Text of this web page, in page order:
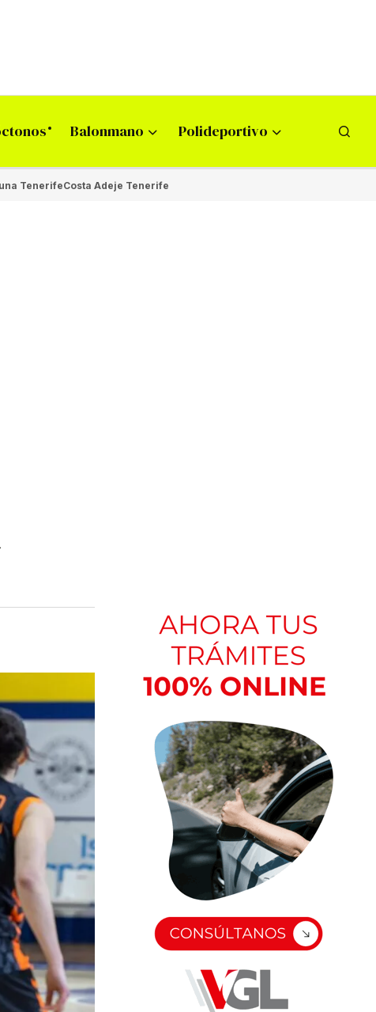
Balonmano Polideportivo
TenerifeCosta Adeje Tenerife